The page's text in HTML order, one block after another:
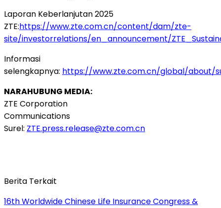
Laporan Keberlanjutan 2025
ZTE:https://www.zte.com.cn/content/dam/zte-
site/investorrelations/en_announcement/
Informasi
selengkapnya: https://www.zte.com.cn/global/about/
NARAHUBUNG MEDIA:
ZTE Corporation
Communications
Surel: ZTE.press.release@zte.com.cn
Berita Terkait
16th Worldwide Chinese Life Insurance Congress &